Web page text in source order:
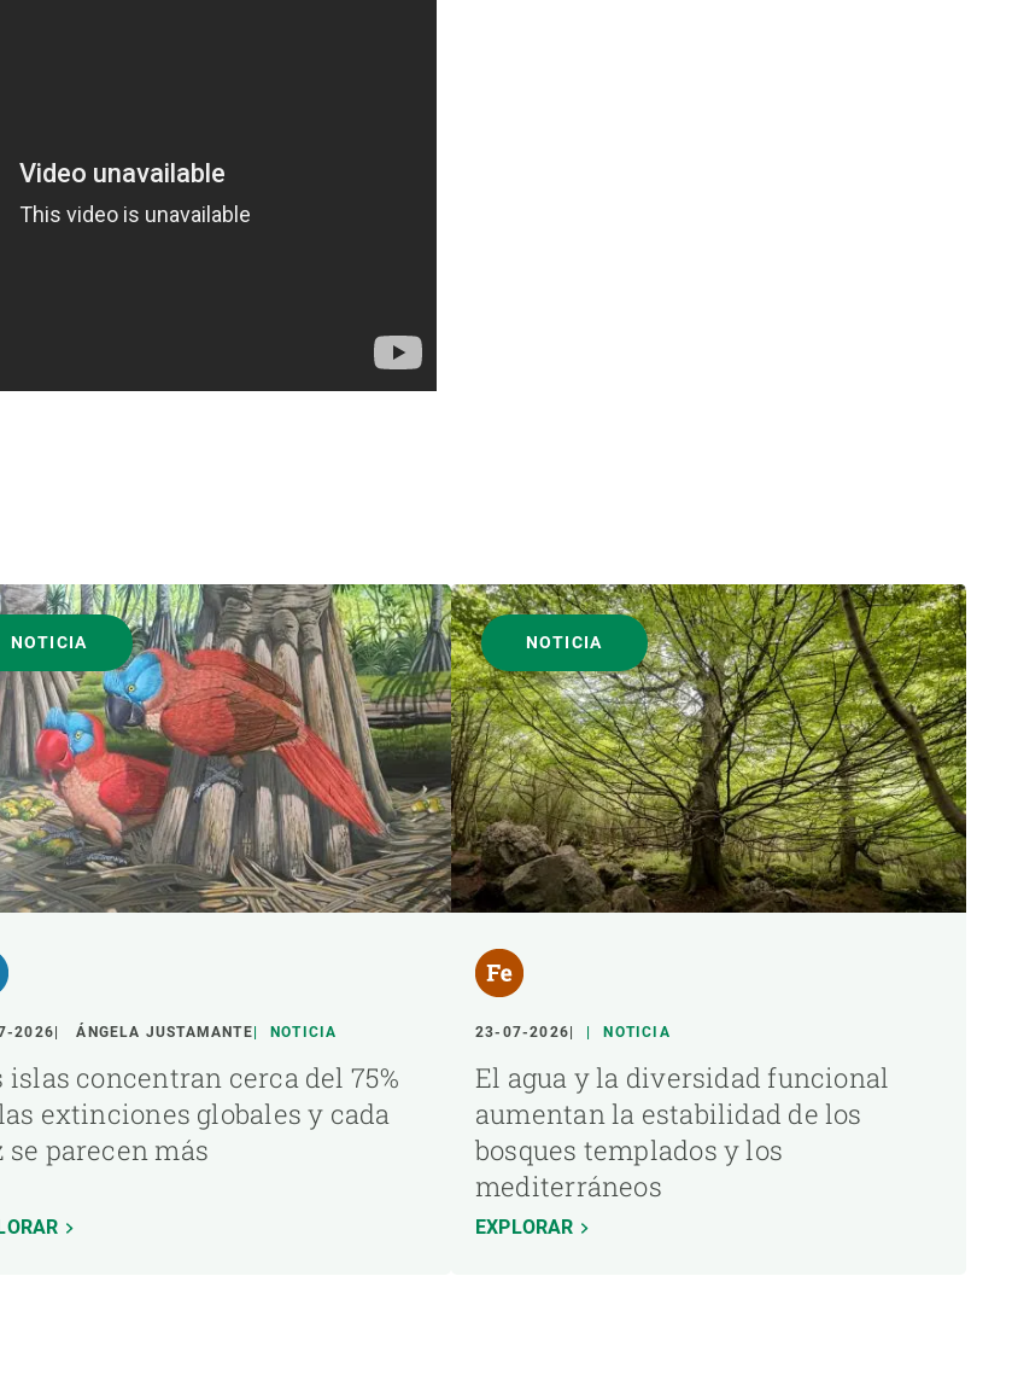
NOTICIA
2026 ÁNGELA JUSTAMANTE NOTICIA
islas concentran cerca del 75%
extinciones globales y cada
se parecen más
NOTICIA
23-07-2026 NOTICIA
El agua y la diversidad funcional
aumentan la estabilidad de los
bosques templados y los
mediterráneos
EXPLORAR